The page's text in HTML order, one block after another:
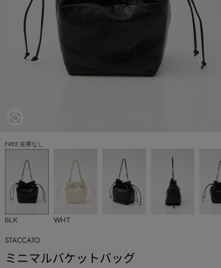
FREE 在庫なし
BLK WHT
STACCATO
ミニマルバケットバッグ